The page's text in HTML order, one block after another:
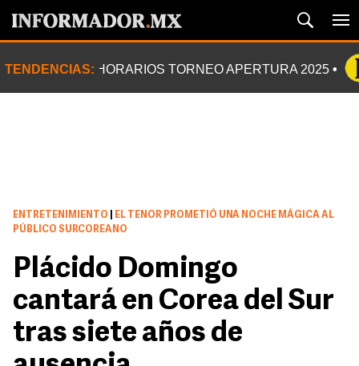
TENDENCIAS: HORARIOS TORNEO APERTURA 2025
ENTRETENIMIENTO
EL TENOR PROMETIÓ UNA NOCHE MÁGICA AL
PÚBLICO SURCOREANO
Plácido Domingo
cantará en Corea del Sur
tras siete años de